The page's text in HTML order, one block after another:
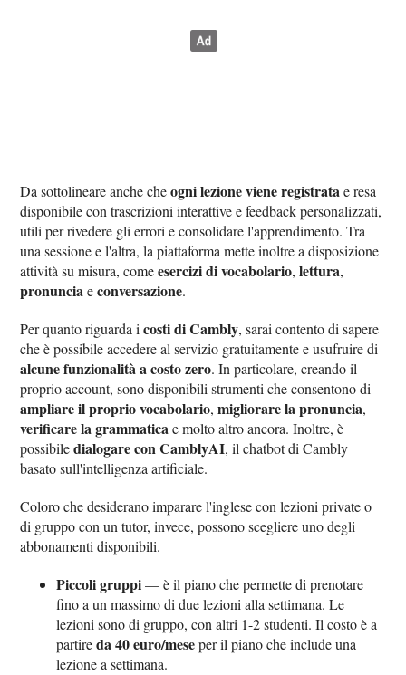
Da sottolineare anche cheogni lezione viene registratae resa
disponibile con trascrizioni interattive e feedback personalizzati,
utili per rivedere gli errori e consolidare l'apprendimento. Tra
una sessione e l'altra, la piattaforma mette inoltre a disposizione
attività su misura, comeesercizi di vocabolario,lettura,
pronunciaeconversazione.
Per quanto riguarda icosti di Cambly, sarai contento di sapere
che è possibile accedere al servizio gratuitamente e usufruire di
alcune funzionalità a costo zero. In particolare, creando il
proprio account, sono disponibili strumenti che consentono di
ampliare il proprio vocabolario,migliorare la pronuncia,
verificare la grammaticae molto altro ancora. Inoltre, è
possibiledialogare con CamblyAI, il chatbot di Cambly
basato sull'intelligenza artificiale.
Coloro che desiderano imparare l'inglese con lezioni private o
di gruppo con un tutor, invece, possono scegliere uno degli
abbonamenti disponibili.
Piccoli gruppi— è il piano che permette di prenotare
fino a un massimo di due lezioni alla settimana. Le
lezioni sono di gruppo, con altri 1-2 studenti. Il costo è a
partireda 40 euro/meseper il piano che include una
lezione a settimana.